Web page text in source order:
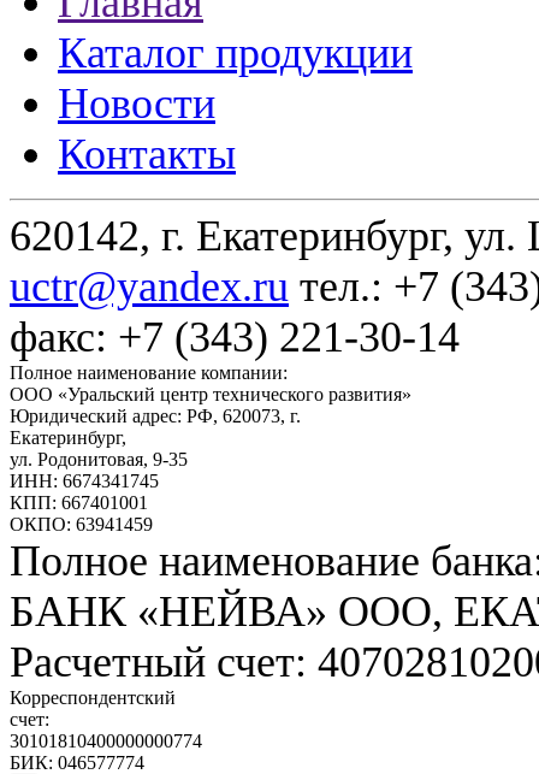
Каталог продукции
Новости
Контакты
620142, г. Екатеринбург,
uctr@yandex.ru тел.: +7
факс: +7 (343) 221-30-14
Полное наименование компании:
ООО «Уральский центр технического развития»
Юридический адрес: РФ, 620073, г.
Екатеринбург,
ул. Родонитовая, 9-35
ИНН: 6674341745
КПП: 667401001
ОКПО: 63941459
Полное наименование
БАНК «НЕЙВА» ООО,
Расчетный счет:
Корреспондентский
счет:
30101810400000000774
БИК: 046577774